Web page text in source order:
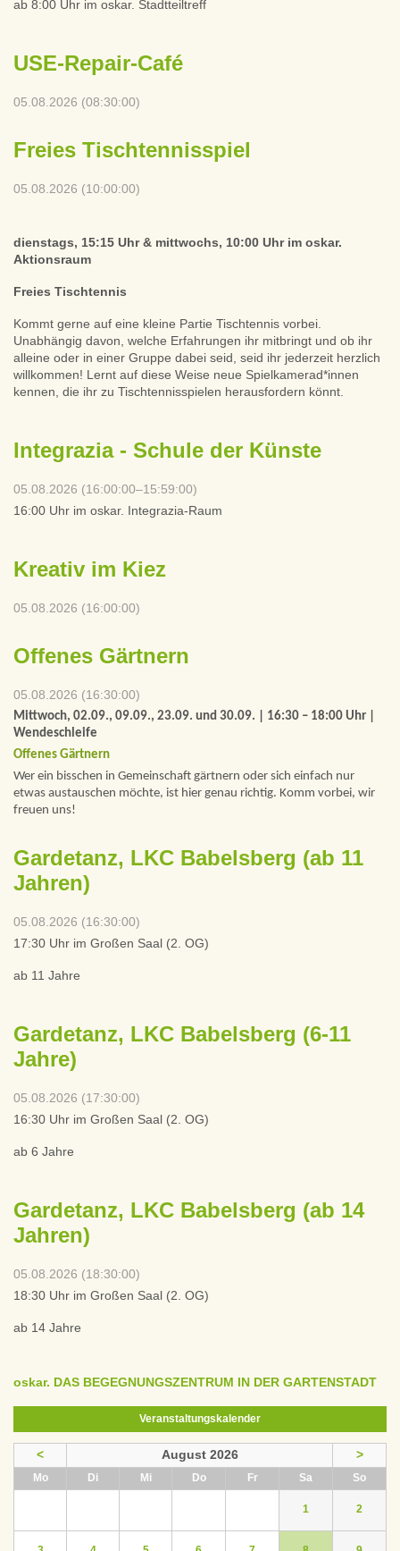
ab 8:00 Uhr im oskar. Stadtteiltreff
USE-Repair-Café
05.08.2026 (08:30:00)
Freies Tischtennisspiel
05.08.2026 (10:00:00)
dienstags, 15:15 Uhr & mittwochs, 10:00 Uhr im oskar.
Aktionsraum
Freies Tischtennis
Kommt gerne auf eine kleine Partie Tischtennis vorbei.
Unabhängig davon, welche Erfahrungen ihr mitbringt und ob ihr
alleine oder in einer Gruppe dabei seid, seid ihr jederzeit herzlich
willkommen! Lernt auf diese Weise neue Spielkamerad*innen
kennen, die ihr zu Tischtennisspielen herausfordern könnt.
Integrazia - Schule der Künste
05.08.2026 (16:00:00–15:59:00)
16:00 Uhr im oskar. Integrazia-Raum
Kreativ im Kiez
05.08.2026 (16:00:00)
Offenes Gärtnern
05.08.2026 (16:30:00)
Mittwoch, 02.09., 09.09., 23.09. und 30.09. | 16:30 – 18:00 Uhr |
Wendeschleife
Offenes Gärtnern
Wer ein bisschen in Gemeinschaft gärtnern oder sich einfach nur
etwas austauschen möchte, ist hier genau richtig. Komm vorbei, wir
freuen uns!
Gardetanz, LKC Babelsberg (ab 11
Jahren)
05.08.2026 (16:30:00)
17:30 Uhr im Großen Saal (2. OG)
ab 11 Jahre
Gardetanz, LKC Babelsberg (6-11
Jahre)
05.08.2026 (17:30:00)
16:30 Uhr im Großen Saal (2. OG)
ab 6 Jahre
Gardetanz, LKC Babelsberg (ab 14
Jahren)
05.08.2026 (18:30:00)
18:30 Uhr im Großen Saal (2. OG)
ab 14 Jahre
oskar. DAS BEGEGNUNGSZENTRUM IN DER GARTENSTADT
Veranstaltungskalender
< August 2026 >
Montag Dienstag Mittwoch DonnerstagFreitag Sa Sonntag
1 2